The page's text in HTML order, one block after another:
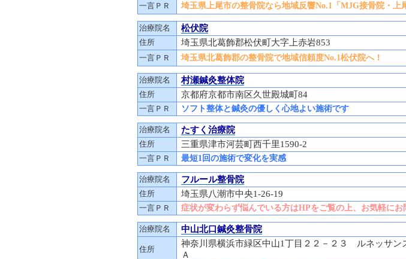
一言ＰＲ 埼玉県上尾市の整骨院なら地域反響No.1「MJG接骨院・上
治療院名 松伏院
住所 埼玉県北葛飾郡松伏町大字上赤岩853
一言ＰＲ 埼玉県北葛飾郡の整骨院で地域信頼度No.1松伏院へ！
治療院名 村瀬鍼灸整体院
住所 京都府京都市南区久世殿城町84
一言ＰＲ ソフト整体と鍼灸の優しく心地よい施術です
治療院名 たすく治療院
住所 三重県津市河芸町西千里1590-2
一言ＰＲ 最短1回の施術で変化を実感
治療院名 フルール整骨院
住所 埼玉県八潮市中央1-26-19
一言ＰＲ 症状が変わらず悩んでいる方はHPをご覧の上、お気軽にお
治療院名 中山北口鍼灸整骨院
住所
神奈川県横浜市緑区中山1丁目２２－２３ ルネッサン
Ａ